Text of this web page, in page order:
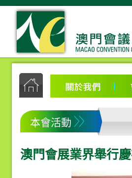
本會活動
澳門會展業界舉行